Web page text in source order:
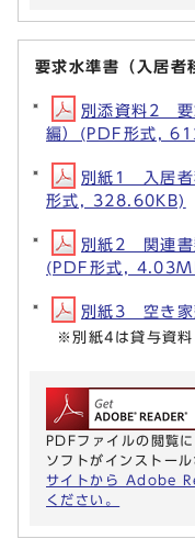
要求水準書（入居者
別添資料2 要
編）(PDF形式,
別紙1 入居者
形式, 328.60KB)
別紙2 関連書
(PDF形式,
別紙3 空き
※別紙4は貸与資料
PDFファイルの閲覧
ソフトがインストー
サイトから Adobe
ください。